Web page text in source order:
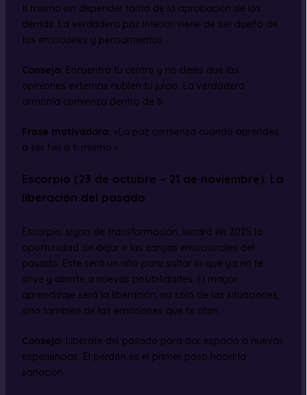
ti mismo sin depender tanto de la aprobación de los
demás. La verdadera paz interior viene de ser dueño de
tus emociones y pensamientos.
Consejo: Encuentra tu centro y no dejes que las
opiniones externas nublen tu juicio. La verdadera
armonía comienza dentro de ti.
Frase motivadora: «La paz comienza cuando aprendes
a ser fiel a ti mismo.»
Escorpio (23 de octubre – 21 de noviembre): La
liberación del pasado
Escorpio, signo de transformación, tendrá en 2025 la
oportunidad de dejar ir las cargas emocionales del
pasado. Este será un año para soltar lo que ya no te
sirve y abrirte a nuevas posibilidades. El mayor
aprendizaje será la liberación, no solo de las situaciones,
sino también de las emociones que te atan.
Consejo: Libérate del pasado para dar espacio a nuevas
experiencias. El perdón es el primer paso hacia la
sanación.